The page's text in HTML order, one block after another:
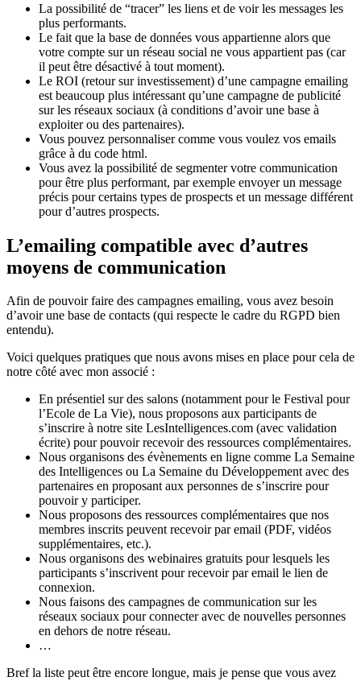
La possibilité de “tracer” les liens et de voir les messages les
plus performants.
Le fait que la base de données vous appartienne alors que
votre compte sur un réseau social ne vous appartient pas (car
il peut être désactivé à tout moment).
Le ROI (retour sur investissement) d’une campagne emailing
est beaucoup plus intéressant qu’une campagne de publicité
sur les réseaux sociaux (à conditions d’avoir une base à
exploiter ou des partenaires).
Vous pouvez personnaliser comme vous voulez vos emails
grâce à du code html.
Vous avez la possibilité de segmenter votre communication
pour être plus performant, par exemple envoyer un message
précis pour certains types de prospects et un message différent
pour d’autres prospects.
L’emailing compatible avec d’autres
moyens de communication
Afin de pouvoir faire des campagnes emailing, vous avez besoin
d’avoir une base de contacts (qui respecte le cadre du RGPD bien
entendu).
Voici quelques pratiques que nous avons mises en place pour cela de
notre côté avec mon associé :
En présentiel sur des salons (notamment pour le Festival pour
l’Ecole de La Vie), nous proposons aux participants de
s’inscrire à notre site LesIntelligences.com (avec validation
écrite) pour pouvoir recevoir des ressources complémentaires.
Nous organisons des évènements en ligne comme La Semaine
des Intelligences ou La Semaine du Développement avec des
partenaires en proposant aux personnes de s’inscrire pour
pouvoir y participer.
Nous proposons des ressources complémentaires que nos
membres inscrits peuvent recevoir par email (PDF, vidéos
supplémentaires, etc.).
Nous organisons des webinaires gratuits pour lesquels les
participants s’inscrivent pour recevoir par email le lien de
connexion.
Nous faisons des campagnes de communication sur les
réseaux sociaux pour connecter avec de nouvelles personnes
en dehors de notre réseau.
…
Bref la liste peut être encore longue, mais je pense que vous avez